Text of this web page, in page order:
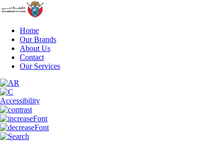
Home
Our Brands
About Us
Contact
Our Services
Accessibility